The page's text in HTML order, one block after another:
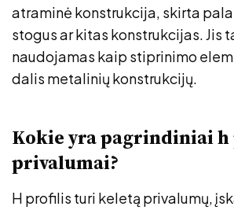
atraminė konstrukcija, skirta
stogus ar kitas konstrukcijas. Jis
naudojamas kaip stiprinimo
dalis metalinių konstrukcijų.
Kokie yra pagrindiniai
privalumai?
H profilis turi keletą privalumų,